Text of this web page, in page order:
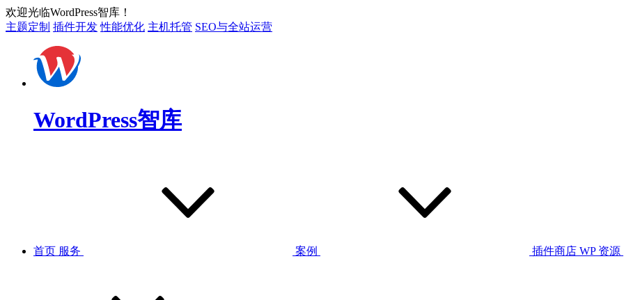
欢迎光临WordPress智库！
主题定制 插件开发 性能优化 主机托管 SEO与全站运营
WordPress智库
首页 服务 案例 插件商店 WP 资源